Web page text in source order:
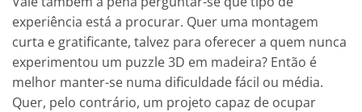
experiência está a procurar. Quer uma montagem
curta e gratificante, talvez para oferecer a quem nunca
experimentou um puzzle 3D em madeira? Então é
melhor manter-se numa dificuldade fácil ou média.
Quer, pelo contrário, um projeto capaz de ocupar